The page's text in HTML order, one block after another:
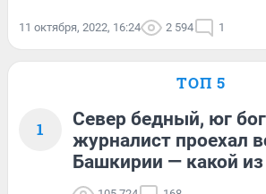
11 октября, 2022, 16:24 2 594 1
ТОП 5
1
Север бедный, юг
журналист проехал
Башкирии — какой